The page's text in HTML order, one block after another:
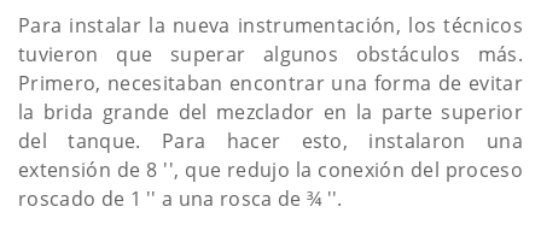
Para instalar la nueva instrumentación, los técnicos
tuvieron que superar algunos obstáculos más.
Primero, necesitaban encontrar una forma de evitar
la brida grande del mezclador en la parte superior
del tanque. Para hacer esto, instalaron una
extensión de 8 '', que redujo la conexión del proceso
roscado de 1 '' a una rosca de ¾ ''.